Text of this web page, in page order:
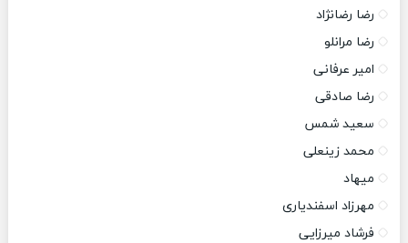
رضا رضانژاد
رضا مرانلو
امیر عرفانی
رضا صادقی
سعید شمس
محمد زینعلی
میهاد
مهرزاد اسفندیاری
فرشاد میرزایی